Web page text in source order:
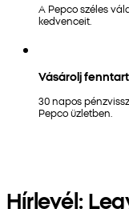
A Pepco széles
kedvenceit.
Vásárolj
30 napos
Pepco üzletben.
Hírlevél: